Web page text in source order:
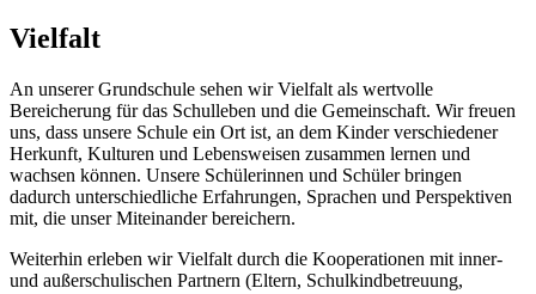
Vielfalt
An unserer Grundschule sehen wir Vielfalt als wertvolle
Bereicherung für das Schulleben und die Gemeinschaft. Wir freuen
uns, dass unsere Schule ein Ort ist, an dem Kinder verschiedener
Herkunft, Kulturen und Lebensweisen zusammen lernen und
wachsen können. Unsere Schülerinnen und Schüler bringen
dadurch unterschiedliche Erfahrungen, Sprachen und Perspektiven
mit, die unser Miteinander bereichern.
Weiterhin erleben wir Vielfalt durch die Kooperationen mit inner-
und außerschulischen Partnern (Eltern, Schulkindbetreuung,